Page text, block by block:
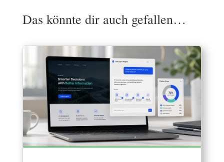
Das könnte dir auch gefallen…